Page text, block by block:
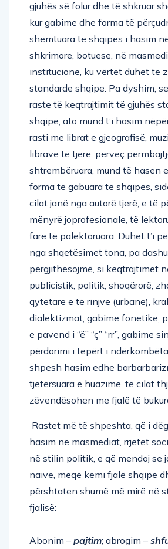
gjuhës së folur dhe të shkruar
kur gabime dhe forma të
shëmtuara të shqipes i hasim
shkrimore, botuese, në
institucione, ku vërtet duhet të
standarde shqipe. Pa dyshim,
raste të keqtrajtimit të gjuhës
shqipe, ato mund t’i hasim
rasti me librat e gjeografisë,
librave të tjerë, përveç
shtrembëruara, mund të hasen
forma të gabuara të shqipes,
cilat janë nga autorë tjerë, e të
mënyrë joprofesionale, të
fare të palektoruara. Duhet t’i
nga shqetësimet tona, pa
përgjithësojmë, si keqtrajtimet
publicistik, politik, shoqërorë,
qytetare e të rinjve (urbane),
dialektizmat, gabime fonetike,
e pavend i “ë” “ç” “rr”, gabime
përdorimi i tepërt i
shpesh hasim edhe
tjetërsuara e huazime, të cilat
zëvendësohen me fjalë të
Rastet më të shpeshta, që i
hasim në masmediat, rrjetet
në stilin politik, e që mendoj se
naive, meqë kemi fjalë shqipe
përshtaten shumë më mirë në
fjalisë:
Abonim – pajtim; abrogim –